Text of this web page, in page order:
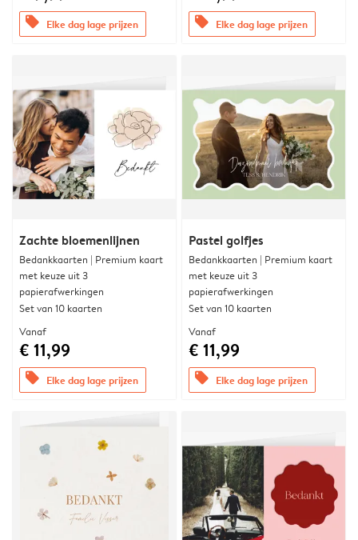
offers Elke dag lage prijzen offers Elke dag lage prijzen
Zachte bloemenlijnen
Bedankkaarten | Premium kaart
met keuze uit 3
papierafwerkingen
Set van 10 kaarten
Vanaf
€ 11,99
offers Elke dag lage prijzen
Pastel golfjes
Bedankkaarten | Premium kaart
met keuze uit 3
papierafwerkingen
Set van 10 kaarten
Vanaf
€ 11,99
offers Elke dag lage prijzen